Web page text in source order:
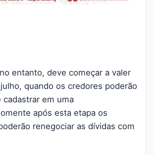
entanto, deve começar a valer
quando os credores poderão
cadastrar em uma
após esta etapa os
renegociar as dívidas com